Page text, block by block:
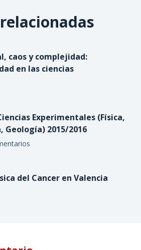
caos y complejidad:
en las ciencias
Experimentales (Física,
Geología) 2015/2016
del Cancer en Valencia